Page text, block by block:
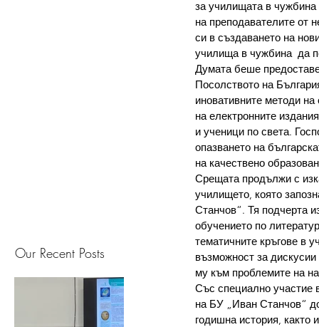
Our Recent Posts
за училищата в
на преподавателите от
си в създаването на
училища в чужбина  да
Думата беше
Посолството на
иновативните методи
на електронните
и ученици по света.
опазването на
на качествено
Срещата продължи с
училището, която
Станчов“. Тя подчерта
обучението по
тематичните кръгове в
възможност за
му към проблемите на
Със специално участие
на БУ „Иван Станчов“
годишна история,